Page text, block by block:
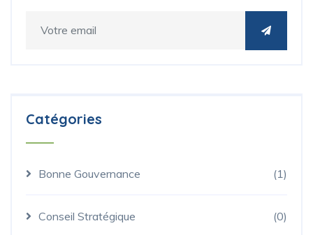
Catégories
Bonne Gouvernance (1)
Conseil Stratégique (0)